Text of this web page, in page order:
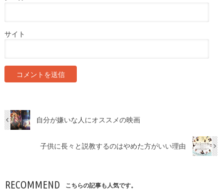
サイト
自分が嫌いな人にオススメの映画
子供に長々と説教するのはやめた方がいい理由
RECOMMEND こちらの記事も人気です。